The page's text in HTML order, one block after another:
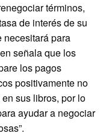
términos,
de interés de su
necesitará para
señala que los
los pagos
positivamente no
sus libros, por lo
ayudar a negociar